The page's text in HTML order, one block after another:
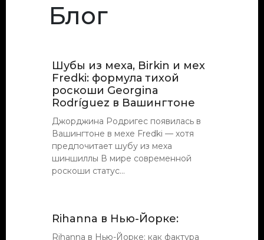
Блог
Шубы из меха, Birkin и мех
Fredki: формула тихой
роскоши Georgina
Rodríguez в Вашингтоне
Джорджина Родригес появилась в
Вашингтоне в мехе Fredki — хотя
предпочитает шубу из меха
шиншиллы В мире современной
роскоши статус...
Rihanna в Нью-Йорке:
Rihanna в Нью-Йорке: как фактура